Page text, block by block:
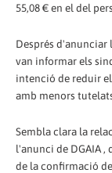
55,08 € en el del
Després d'anunciar
van informar els
intenció de reduir
amb menors
Sembla clara la
l'anunci de DGAIA ,
de la confirmació